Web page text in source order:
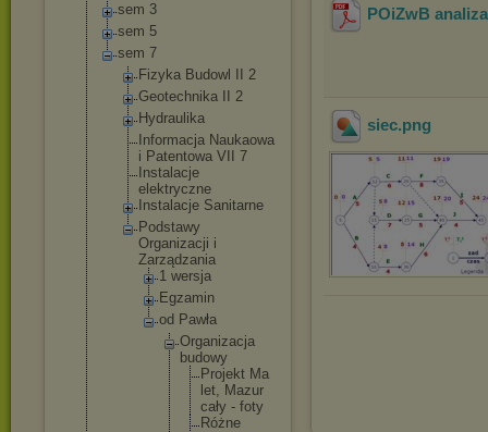
sem 3
sem 5
sem 7
Fizyka Budowl II 2
Geotechnika II 2
Hydraulika
Informacja Naukaowa
i Patentowa VII 7
Instalacje
elektryczne
Instalacje Sanitarne
Podstawy
Organizacji i
Zarządzania
1 wersja
Egzamin
od Pawła
Organizacja
budowy
Projekt Ma
let, Mazur
cały - foty
Różne
POiZwB
siec.png